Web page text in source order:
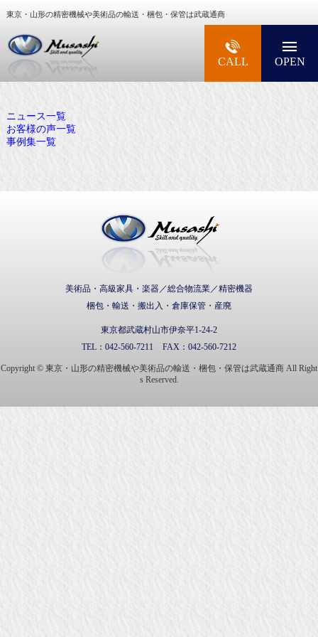
東京・山形の精密機械や美術品の輸送・梱包・保管は武蔵通商
大型精密機械・美術品・高級楽器の梱包・輸送
CALL OPEN
ニュース一覧
お客様の声一覧
事例集一覧
美術品・高級家具・楽器／総合物流業／精密機器
梱包・輸送・搬出入・倉庫保管・産廃
東京都武蔵村山市伊奈平1-24-2
TEL： 042-560-7211 FAX： 042-560-7212
Copyright © 東京・山形の精密機械や美術品の輸送・梱包・保管は武蔵通商 All Right
s Reserved.